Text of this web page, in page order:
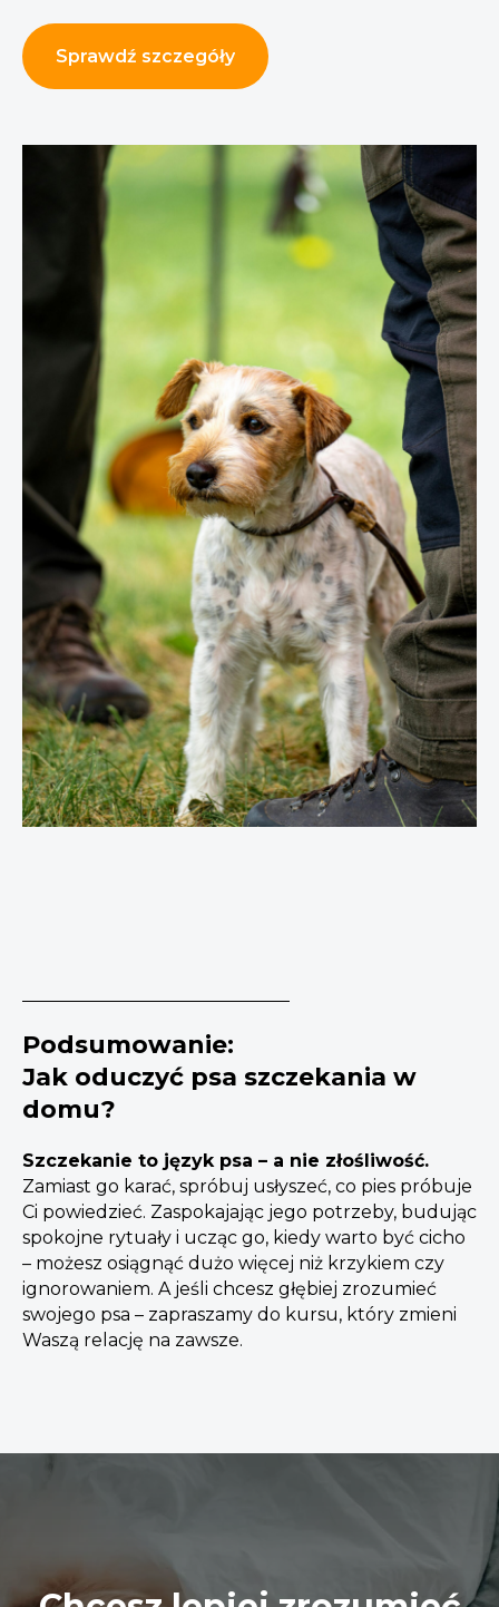
Sprawdź szczegóły
Podsumowanie:
Jak oduczyć psa szczekania w
domu?
Szczekanie to język psa – a nie złośliwość.
Zamiast go karać, spróbuj usłyszeć, co pies próbuje
Ci powiedzieć. Zaspokajając jego potrzeby, budując
spokojne rytuały i ucząc go, kiedy warto być cicho
– możesz osiągnąć dużo więcej niż krzykiem czy
ignorowaniem. A jeśli chcesz głębiej zrozumieć
swojego psa – zapraszamy do kursu, który zmieni
Waszą relację na zawsze.